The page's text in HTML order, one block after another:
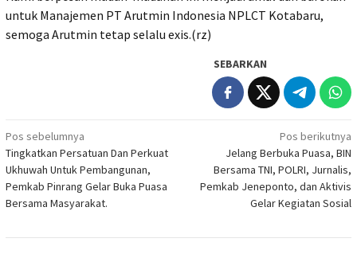
untuk Manajemen PT Arutmin Indonesia NPLCT Kotabaru,
semoga Arutmin tetap selalu exis.(rz)
SEBARKAN
Navigasi
pos
Pos sebelumnya
Tingkatkan Persatuan Dan Perkuat
Ukhuwah Untuk Pembangunan,
Pemkab Pinrang Gelar Buka Puasa
Bersama Masyarakat.
Pos berikutnya
Jelang Berbuka Puasa, BIN
Bersama TNI, POLRI, Jurnalis,
Pemkab Jeneponto, dan Aktivis
Gelar Kegiatan Sosial